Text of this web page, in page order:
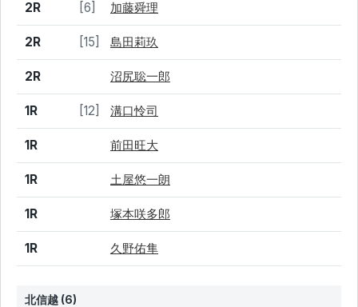
2R [6] 加藤舜理
2R [15] 島田莉玖
2R 沼尻聡一郎
1R [12] 溝口怜司
1R 前田旺大
1R 土屋悠一朗
1R 塚本咲多郎
1R 久野佑隼
北信越 (6)